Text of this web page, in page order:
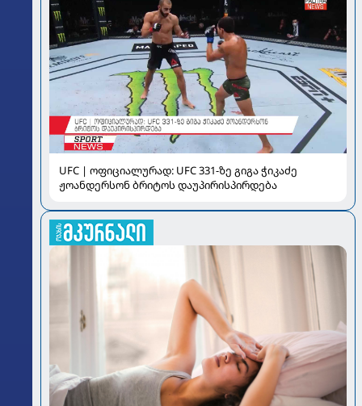
UFC | ოფიციალურად: UFC 331-ზე გიგა ჭიკაძე
ჟოანდერსონ ბრიტოს დაუპირისპირდება